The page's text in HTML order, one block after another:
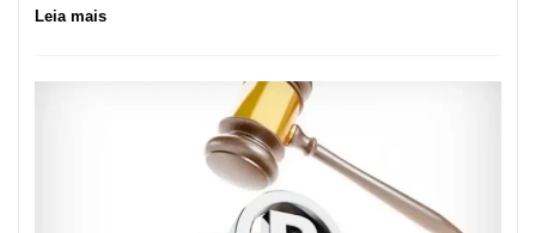
Leia mais: